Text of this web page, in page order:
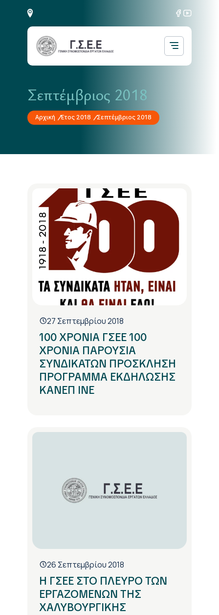
Σεπτέμβριος 2018
Αρχική Έτος 2018 Σεπτέμβριος 2018
27 Σεπτεμβρίου 2018
100 ΧΡΟΝΙΑ ΓΣΕΕ 100
ΧΡΟΝΙΑ ΠΑΡΟΥΣΙΑ
ΣΥΝΔΙΚΑΤΩΝ ΠΡΟΣΚΛΗΣΗ
ΠΡΟΓΡΑΜΜΑ ΕΚΔΗΛΩΣΗΣ
ΚΑΝΕΠ ΙΝΕ
26 Σεπτεμβρίου 2018
Η ΓΣΕΕ ΣΤΟ ΠΛΕΥΡΟ ΤΩΝ
ΕΡΓΑΖΟΜΕΝΩΝ ΤΗΣ
ΧΑΛΥΒΟΥΡΓΙΚΗΣ